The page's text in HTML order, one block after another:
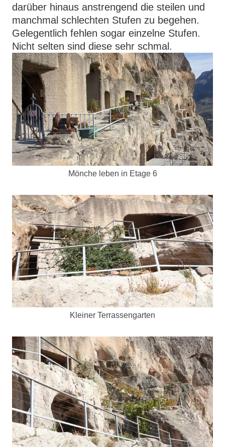
darüber hinaus anstrengend die steilen und
manchmal schlechten Stufen zu begehen.
Gelegentlich fehlen sogar einzelne Stufen.
Nicht selten sind diese sehr schmal.
Mönche leben in Etage 6
Kleiner Terrassengarten